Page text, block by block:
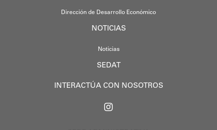
Dirección de Desarrollo Económico
NOTICIAS
Noticias
SEDAT
INTERACTÚA CON NOSOTROS